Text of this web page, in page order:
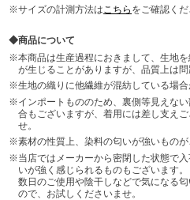
サイズの計測方法はこちら をご確認くだ
商品について
本商品は生産過程におきまして、生地
が生じることがありますが、品質上は問
生地の織りに他繊維が混紡している場合
インポートもののため、裏側等見えな
合もございますが、着用には差し支え
せ。
素材の性質上、染料の匂いが強いものが
当店ではメーカーから密閉した状態で
いが強く感じられるものもございます。
数日のご使用や陰干しなどで気になる
ので、お試しくださいませ。